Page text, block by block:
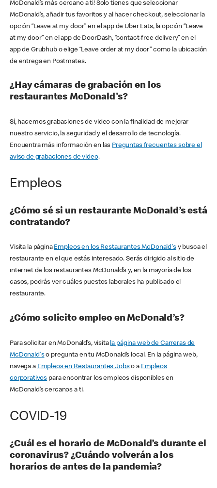
McDonald’s más cercano a ti! Solo tienes que seleccionar
McDonald’s, añadir tus favoritos y al hacer checkout, seleccionar la
opción “Leave at my door” en el app de Uber Eats, la opción “Leave
at my door” en el app de DoorDash, “contact-free delivery” en el
app de Grubhub o elige “Leave order at my door” como la ubicación
de entrega en Postmates.
¿Hay cámaras de grabación en los
restaurantes McDonald's?
Sí, hacemos grabaciones de video con la finalidad de mejorar
nuestro servicio, la seguridad y el desarrollo de tecnología.
Encuentra más información en las Preguntas frecuentes sobre el
aviso de grabaciones de video.
Empleos
¿Cómo sé si un restaurante McDonald’s está
contratando?
Visita la página Empleos en los Restaurantes McDonald'sy busca el
restaurante en el que estás interesado. Serás dirigido al sitio de
internet de los restaurantes McDonald’s y, en la mayoría de los
casos, podrás ver cuáles puestos laborales ha publicado el
restaurante.
¿Cómo solicito empleo en McDonald’s?
Para solicitar en McDonald’s, visita la página web de Carreras de
McDonald'so pregunta en tu McDonald’s local. En la página web,
navega a Empleos en Restaurantes Jobso a Empleos
corporativos para encontrar los empleos disponibles en
McDonald’s cercanos a ti.
COVID-19
¿Cuál es el horario de McDonald’s durante el
coronavirus? ¿Cuándo volverán a los
horarios de antes de la pandemia?